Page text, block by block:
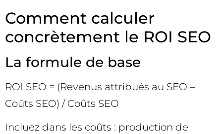
Comment calculer
concrètement le ROI SEO
La formule de base
ROI SEO = (Revenus attribués au SEO –
Coûts SEO) / Coûts SEO
Incluez dans les coûts : production de